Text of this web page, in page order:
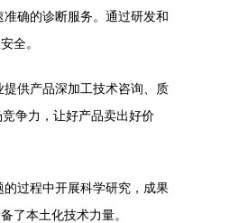
确的诊断服务。通过研发和
全。
供产品深加工技术咨询、质
争力，让好产品卖出好价
过程中开展科学研究，成果
了本土化技术力量。